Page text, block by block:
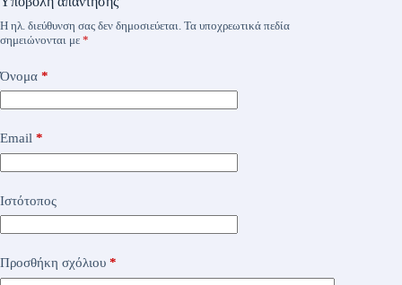
Η ηλ. διεύθυνση σας δεν δημοσιεύεται. Τα υποχρεωτικά πεδία
σημειώνονται με *
Όνομα *
Email *
Ιστότοπος
Προσθήκη σχόλιου *